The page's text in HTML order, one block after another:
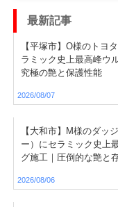
最新記事
【平塚市】O様のトヨ
ラミック史上最高峰ウ
究極の艶と保護性能
2026/08/07
【大和市】M様のダッ
ー）にセラミック史上
グ施工｜圧倒的な艶と
2026/08/06